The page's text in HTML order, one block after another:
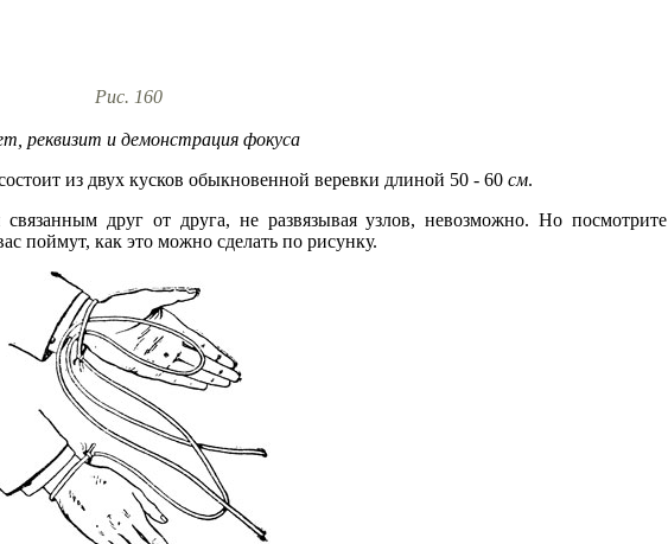
Рис. 160
реквизит и демонстрация фокуса
из двух кусков обыкновенной веревки длиной 50 - 60 см.
друг от друга, не развязывая узлов, невозможно. Но посмотрите
поймут, как это можно сделать по рисунку.